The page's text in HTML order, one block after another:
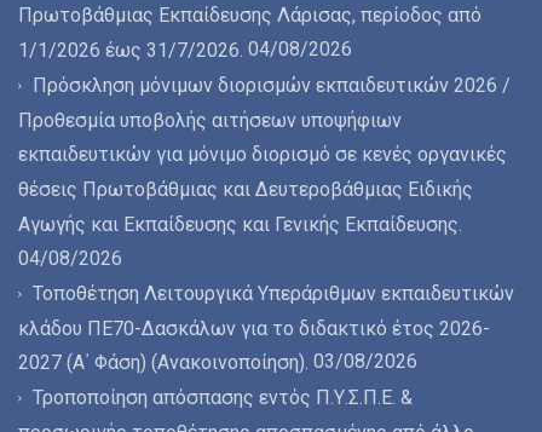
Πρωτοβάθμιας Εκπαίδευσης Λάρισας, περίοδος από
1/1/2026 έως 31/7/2026. 04/08/2026
Πρόσκληση μόνιμων διορισμών εκπαιδευτικών 2026 /
Προθεσμία υποβολής αιτήσεων υποψήφιων
εκπαιδευτικών για μόνιμο διορισμό σε κενές οργανικές
θέσεις Πρωτοβάθμιας και Δευτεροβάθμιας Ειδικής
Αγωγής και Εκπαίδευσης και Γενικής Εκπαίδευσης.
04/08/2026
Τοποθέτηση Λειτουργικά Υπεράριθμων εκπαιδευτικών
κλάδου ΠΕ70-Δασκάλων για το διδακτικό έτος 2026-
2027 (Α΄ Φάση) (Ανακοινοποίηση). 03/08/2026
Τροποποίηση απόσπασης εντός Π.Υ.Σ.Π.Ε. &